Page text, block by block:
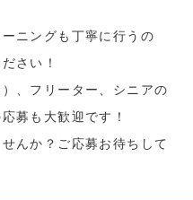
ニングも丁寧に行うの
さい！
、フリーター、シニアの
募も大歓迎です！
んか？ご応募お待ちして